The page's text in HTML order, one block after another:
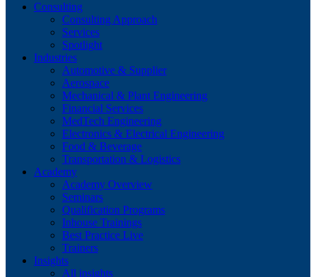
Consulting
Consulting Approach
Services
Spotlight
Industries
Automotive & Supplier
Aerospace
Mechanical & Plant Engineering
Financial Services
MedTech Engineering
Electronics & Electrical Engineering
Food & Beverage
Transportation & Logistics
Academy
Academy Overview
Seminars
Qualification Programs
Inhouse Trainings
Best Practice Live
Trainers
Insights
All insights